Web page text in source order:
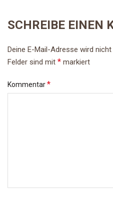
SCHREIBE EINEN
Deine E-Mail-Adresse wird
Felder sind mit * markiert
Kommentar*